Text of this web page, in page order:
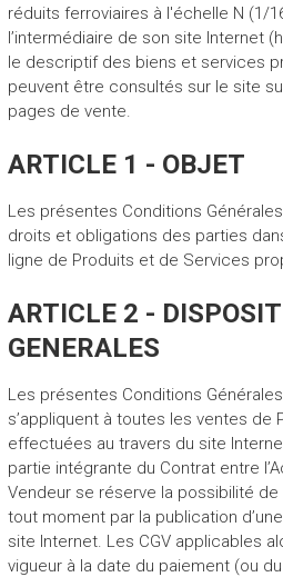
réduits ferroviaires à l'échelle N (1/
l’intermédiaire de son site Internet
le descriptif des biens et services
peuvent être consultés sur le site
pages de vente.
ARTICLE 1 - OBJET
Les présentes Conditions
droits et obligations des parties
ligne de Produits et de Services
ARTICLE 2 -
GENERALES
Les présentes Conditions
s’appliquent à toutes les ventes de
effectuées au travers du site
partie intégrante du Contrat entre
Vendeur se réserve la possibilité
tout moment par la publication
site Internet. Les CGV applicables
vigueur à la date du paiement (ou